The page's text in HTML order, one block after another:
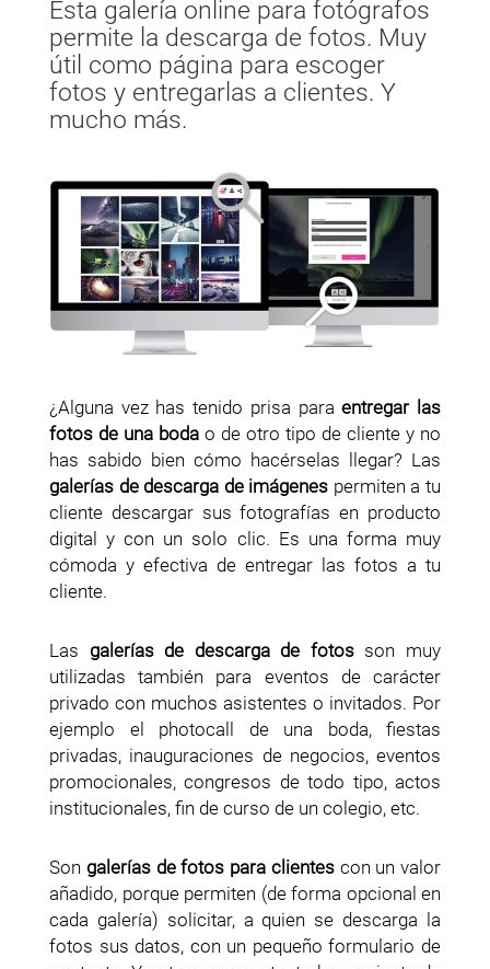
Esta galería online para fotógrafos
permite la descarga de fotos. Muy
útil como página para escoger
fotos y entregarlas a clientes. Y
mucho más.
¿Alguna vez has tenido prisa paraentregar las
fotos de una boda o de otro tipo de cliente y no
has sabido bien cómo hacérselas llegar? Las
galerías de descarga de imágenes permiten a tu
cliente descargar sus fotografías en producto
digital y con un solo clic. Es una forma muy
cómoda y efectiva de entregar las fotos a tu
cliente.
Las galerías de descarga de fotosson muy
utilizadas también para eventos de carácter
privado con muchos asistentes o invitados. Por
ejemplo el photocall de una boda, fiestas
privadas, inauguraciones de negocios, eventos
promocionales, congresos de todo tipo, actos
institucionales, fin de curso de un colegio, etc.
Son galerías de fotos para clientescon un valor
añadido, porque permiten (de forma opcional en
cada galería) solicitar, a quien se descarga la
fotos sus datos, con un pequeño formulario de